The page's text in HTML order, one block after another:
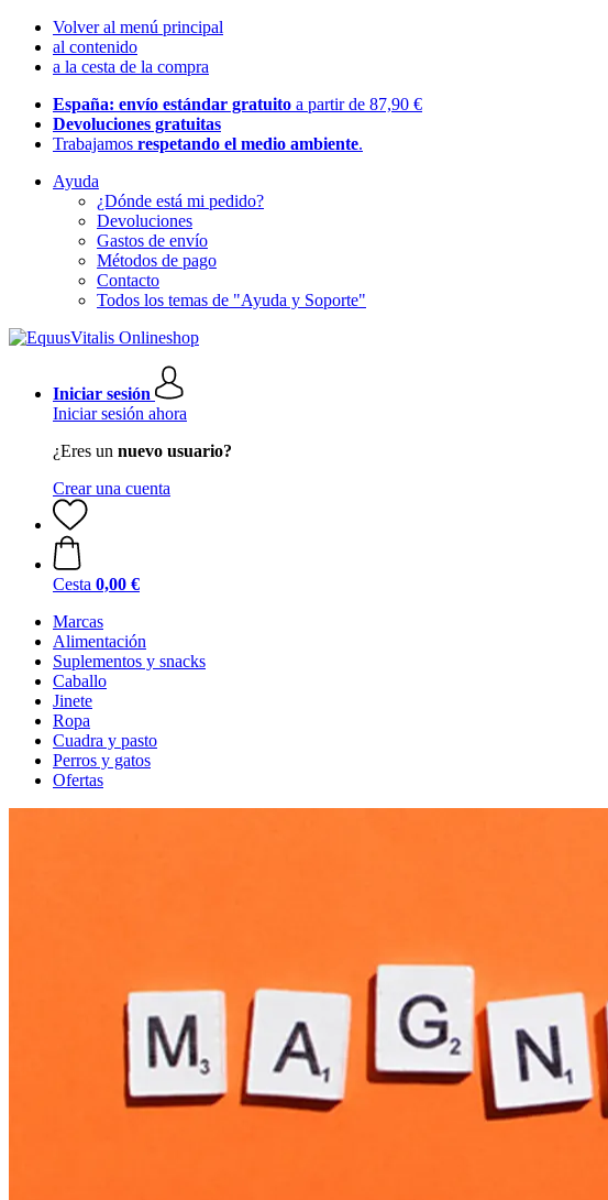
Volver al menú principal
al contenido
a la cesta de la compra
España: envío estándar gratuito a partir de 87,90 €
Devoluciones gratuitas
Trabajamos respetando el medio ambiente.
Ayuda
¿Dónde está mi pedido?
Devoluciones
Gastos de envío
Métodos de pago
Contacto
Todos los temas de "Ayuda y Soporte"
Iniciar sesión
Iniciar sesión ahora
¿Eres un nuevo usuario?
Crear una cuenta
Cesta 0,00 €
Marcas
Alimentación
Suplementos y snacks
Caballo
Jinete
Ropa
Cuadra y pasto
Perros y gatos
Ofertas